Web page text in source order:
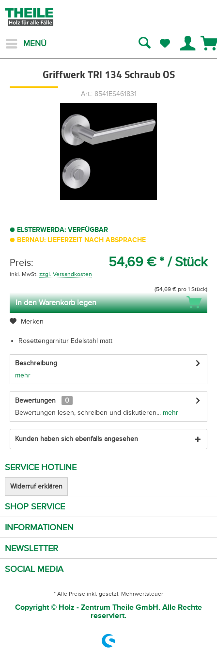
MENÜ
Griffwerk TRI 134 Schraub OS
Art.: 8541ES461831
ELSTERWERDA: VERFÜGBAR
BERNAU: LIEFERZEIT NACH ABSPRACHE
Preis: 54,69 € * / Stück
inkl. MwSt. zzgl. Versandkosten
(54,69 € pro 1 Stück)
In den Warenkorb legen
Merken
Rosettengarnitur Edelstahl matt
Beschreibung
mehr
Bewertungen
0
Bewertungen lesen, schreiben und diskutieren... mehr
Kunden haben sich ebenfalls angesehen
SERVICE HOTLINE
Widerruf erklären
SHOP SERVICE
INFORMATIONEN
NEWSLETTER
SOCIAL MEDIA
* Alle Preise inkl. gesetzl. Mehrwertsteuer
Copyright © Holz - Zentrum Theile GmbH. Alle Rechte
reserviert.